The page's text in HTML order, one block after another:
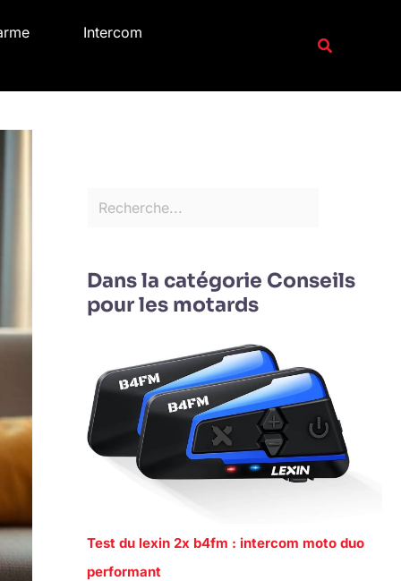
Intercom
e
rDans la catégorie Conseils
pour les motards
Test du lexin 2x b4fm : intercom moto duo
performant